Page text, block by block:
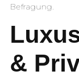
Befragung.
&